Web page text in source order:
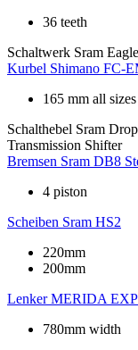
36 teeth
Schaltwerk Sram
Kurbel Shimano FC-
165 mm all
Schalthebel Sram
Transmission Shifter
Bremsen Sram DB8
4 piston
Scheiben Sram HS2
220mm
200mm
Lenker MERIDA
780mm width